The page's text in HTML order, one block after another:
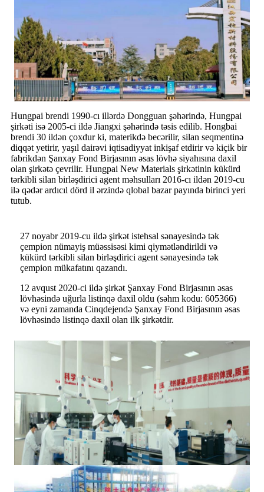
Hungpai brendi 1990-cı illərdə Dongguan şəhərində, Hungpai
şirkəti isə 2005-ci ildə Jiangxi şəhərində təsis edilib. Hongbai
brendi 30 ildən çoxdur ki, materikdə becərilir, silan seqmentinə
diqqət yetirir, yaşıl dairəvi iqtisadiyyat inkişaf etdirir və kiçik bir
fabrikdən Şanxay Fond Birjasının əsas lövhə siyahısına daxil
olan şirkətə çevrilir. Hungpai New Materials şirkətinin kükürd
tərkibli silan birləşdirici agent məhsulları 2016-cı ildən 2019-cu
ilə qədər ardıcıl dörd il ərzində qlobal bazar payında birinci yeri
tutub.
27 noyabr 2019-cu ildə şirkət istehsal sənayesində tək
çempion nümayiş müəssisəsi kimi qiymətləndirildi və
kükürd tərkibli silan birləşdirici agent sənayesində tək
çempion mükafatını qazandı.
12 avqust 2020-ci ildə şirkət Şanxay Fond Birjasının əsas
lövhəsində uğurla listinqə daxil oldu (səhm kodu: 605366)
və eyni zamanda Cinqdejendə Şanxay Fond Birjasının əsas
lövhəsində listinqə daxil olan ilk şirkətdir.